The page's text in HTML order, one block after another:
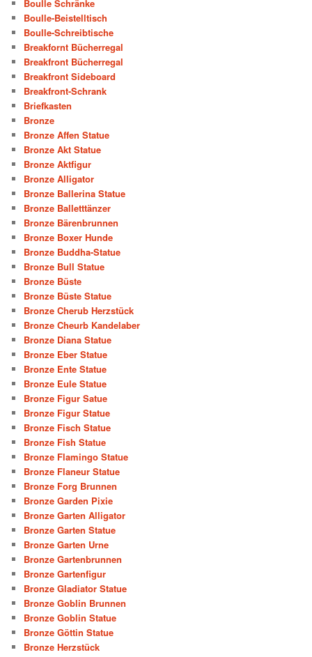
Boulle Schränke
Boulle-Beistelltisch
Boulle-Schreibtische
Breakfornt Bücherregal
Breakfront Bücherregal
Breakfront Sideboard
Breakfront-Schrank
Briefkasten
Bronze
Bronze Affen Statue
Bronze Akt Statue
Bronze Aktfigur
Bronze Alligator
Bronze Ballerina Statue
Bronze Balletttänzer
Bronze Bärenbrunnen
Bronze Boxer Hunde
Bronze Buddha-Statue
Bronze Bull Statue
Bronze Büste
Bronze Büste Statue
Bronze Cherub Herzstück
Bronze Cheurb Kandelaber
Bronze Diana Statue
Bronze Eber Statue
Bronze Ente Statue
Bronze Eule Statue
Bronze Figur Satue
Bronze Figur Statue
Bronze Fisch Statue
Bronze Fish Statue
Bronze Flamingo Statue
Bronze Flaneur Statue
Bronze Forg Brunnen
Bronze Garden Pixie
Bronze Garten Alligator
Bronze Garten Statue
Bronze Garten Urne
Bronze Gartenbrunnen
Bronze Gartenfigur
Bronze Gladiator Statue
Bronze Goblin Brunnen
Bronze Goblin Statue
Bronze Göttin Statue
Bronze Herzstück